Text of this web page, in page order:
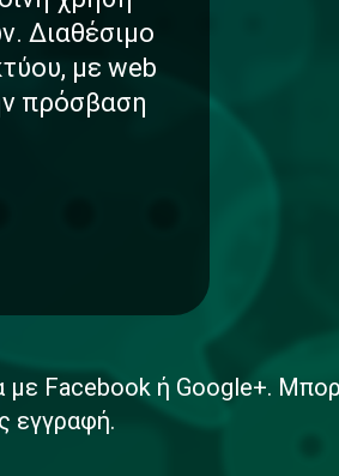
Διαθέσιμο
με web
πρόσβαση
με Facebook ή Google+.
εγγραφή.